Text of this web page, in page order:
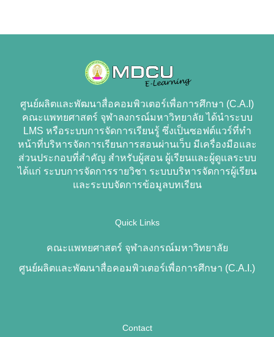
ศูนย์ผลิตและพัฒนาสื่อคอมพิวเตอร์เพื่อการศึกษา (C.A.I)
คณะแพทยศาสตร์ จุฬาลงกรณ์มหาวิทยาลัย ได้นำระบบ
LMS หรือระบบการจัดการเรียนรู้ ซึ่งเป็นซอฟต์แวร์ที่ทำ
หน้าที่บริหารจัดการเรียนการสอนผ่านเว็บ มีเครื่องมือและ
ส่วนประกอบที่สำคัญ สำหรับผู้สอน ผู้เรียนและผู้ดูแลระบบ
ได้แก่ ระบบการจัดการรายวิชา ระบบบริหารจัดการผู้เรียน
และระบบจัดการข้อมูลบทเรียน
Quick Links
คณะแพทยศาสตร์ จุฬาลงกรณ์มหาวิทยาลัย
ศูนย์ผลิตและพัฒนาสื่อคอมพิวเตอร์เพื่อการศึกษา (C.A.I.)
Contact